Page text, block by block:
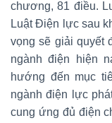
chương, 81 điều.
Luật Điện lực sau
vọng sẽ giải quyết
ngành điện hiện
hướng đến mục
ngành điện lực
cung ứng đủ điện